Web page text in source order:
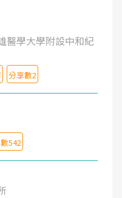
醫學大學附設中和紀
分享數2
542